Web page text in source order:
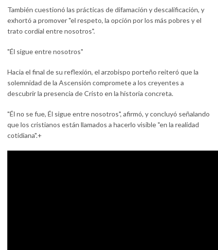
También cuestionó las prácticas de difamación y descalificación, y
exhortó a promover "el respeto, la opción por los más pobres y el
trato cordial entre nosotros".
"Él sigue entre nosotros"
Hacia el final de su reflexión, el arzobispo porteño reiteró que la
solemnidad de la Ascensión compromete a los creyentes a
descubrir la presencia de Cristo en la historia concreta.
"Él no se fue, Él sigue entre nosotros", afirmó, y concluyó señalando
que los cristianos están llamados a hacerlo visible "en la realidad
cotidiana".+